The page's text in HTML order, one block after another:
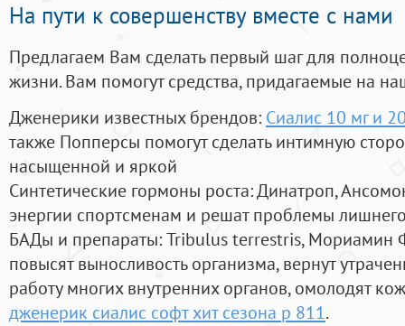
На пути к совершенству вместе с нами
Предлагаем Вам сделать первый шаг для
жизни. Вам помогут средства, придагаемые на
Дженерики известных брендов: Сиалис 10 мг и
также Попперсы помогут сделать интимную
насыщенной и яркой
Синтетические гормоны роста: Динатроп,
энергии спортсменам и решат проблемы
БАДы и препараты:Tribulus terrestris, Мориамин
повысят выносливость организма, вернут
работу многих внутренних органов, омолодят
дженерик сиалис софт хит сезона p 811.